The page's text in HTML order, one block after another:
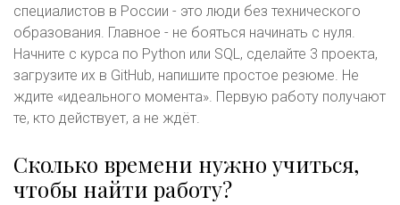
специалистов в России - это люди без технического
образования. Главное - не бояться начинать с нуля.
Начните с курса по Python или SQL, сделайте 3 проекта,
загрузите их в GitHub, напишите простое резюме. Не
ждите «идеального момента». Первую работу получают
те, кто действует, а не ждёт.
Сколько времени нужно учиться,
чтобы найти работу?